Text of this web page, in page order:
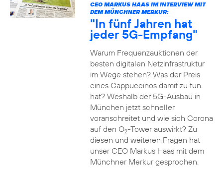
CEO MARKUS HAAS IM INTERVIEW MIT
DEM MÜNCHNER MERKUR:
"In fünf Jahren hat
jeder 5G-Empfang"
Warum Frequenzauktionen der
besten digitalen Netzinfrastruktur
im Wege stehen? Was der Preis
eines Cappuccinos damit zu tun
hat? Weshalb der 5G-Ausbau in
München jetzt schneller
voranschreitet und wie sich Corona
auf den O2-Tower auswirkt? Zu
diesen und weiteren Fragen hat
unser CEO Markus Haas mit dem
Münchner Merkur gesprochen.